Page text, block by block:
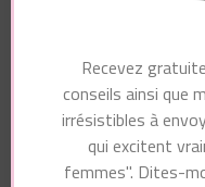
réellement sous la
couette
Recevez
conseils ainsi que
irrésistibles à
qui excitent
femmes". Dites-